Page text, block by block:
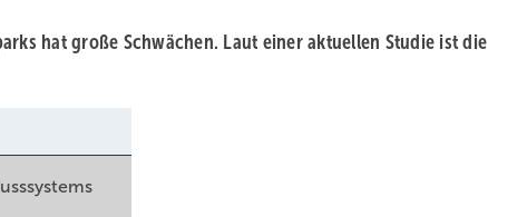
hat große Schwächen. Laut einer aktuellen Studie ist die